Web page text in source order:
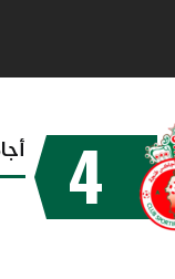
4